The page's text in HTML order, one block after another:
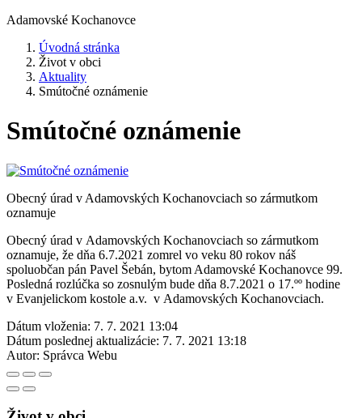
Adamovské Kochanovce
Úvodná stránka
Život v obci
Aktuality
Smútočné oznámenie
Smútočné oznámenie
Obecný úrad v Adamovských Kochanovciach so zármutkom
oznamuje
Obecný úrad v Adamovských Kochanovciach so zármutkom
oznamuje, že dňa 6.7.2021 zomrel vo veku 80 rokov náš
spoluobčan pán Pavel Šebán, bytom Adamovské Kochanovce 99.
Posledná rozlúčka so zosnulým bude dňa 8.7.2021 o 17.ºº hodine
v Evanjelickom kostole a.v. v Adamovských Kochanovciach.
Dátum vloženia: 7. 7. 2021 13:04
Dátum poslednej aktualizácie: 7. 7. 2021 13:18
Autor: Správca Webu